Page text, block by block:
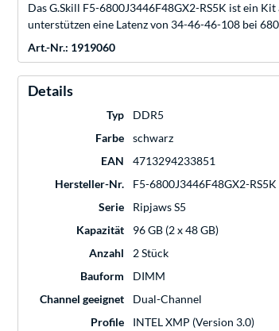
Das G.Skill F5-6800J3446F48GX2-RS5K ist ein
unterstützen eine Latenz von 34-46-46-108 bei
Art.-Nr.: 1919060
Details
Typ
DDR5
Farbe
schwarz
EAN
4713294233851
Hersteller-Nr.
F5-6800J3446F48GX2-RS5K
Serie
Ripjaws S5
Kapazität
96 GB (2 x 48 GB)
Anzahl
2 Stück
Bauform
DIMM
Channel geeignet
Dual-Channel
Profile
INTEL XMP (Version 3.0)